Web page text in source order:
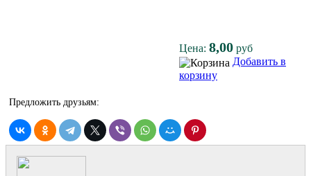
Цена: 8,00 руб
Добавить в
корзину
Предложить друзьям: